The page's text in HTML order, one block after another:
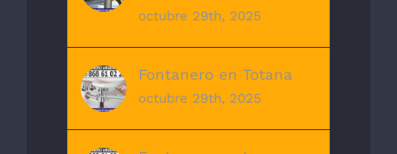
octubre 29th, 2025
Fontanero en Totana
octubre 29th, 2025